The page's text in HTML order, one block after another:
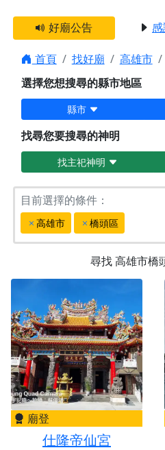
好廟公告 感
首頁 找好廟 高雄市
選擇您想搜尋的縣市地區
縣市
找尋您要搜尋的神明
找主祀神明
目前選擇的條件：
高雄市 橋頭區
尋找高雄市橋
廟登
仕隆帝仙宮